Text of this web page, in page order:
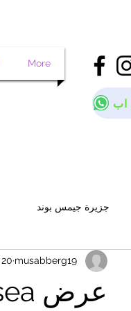
More
جزيرة جيمس بوند
عرض Phuket Fantasea
musabberg19 20 مارس 2024